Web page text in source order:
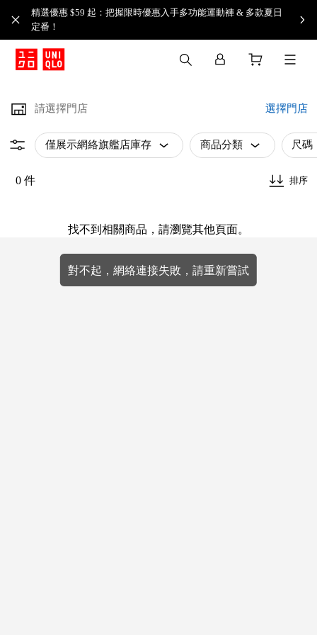
精選優惠 $59 起：把握限時優惠入手多功能運動褲 & 多款夏日
定番！​
請選擇門店 選擇門店
僅展示網絡旗艦店庫存 商品分類 尺碼
0 件 排序
找不到相關商品，請瀏覽其他頁面。
對不起，網絡連接失敗，請重新嘗試